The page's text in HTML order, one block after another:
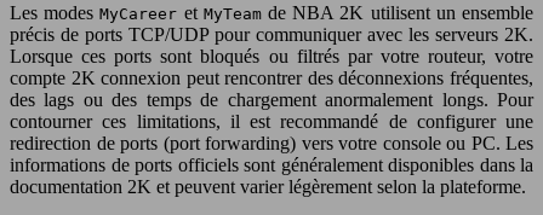
Les modesMyCareer et MyTeamde NBA 2K utilisent un ensemble
précis de ports TCP/UDP pour communiquer avec les serveurs 2K.
Lorsque ces ports sont bloqués ou filtrés par votre routeur, votre
compte 2K connexion peut rencontrer des déconnexions fréquentes,
des lags ou des temps de chargement anormalement longs. Pour
contourner ces limitations, il est recommandé de configurer une
redirection de ports (port forwarding) vers votre console ou PC. Les
informations de ports officiels sont généralement disponibles dans la
documentation 2K et peuvent varier légèrement selon la plateforme.